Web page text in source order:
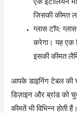
एक इटालियन
जिसकी कीमत
ग्लास टॉप:
करेगा। यह एक
इसकी कीमत
आपके डाइनिंग टेबल की
डिज़ाइन और ब्रांड को
कीमतें भी विभिन्न